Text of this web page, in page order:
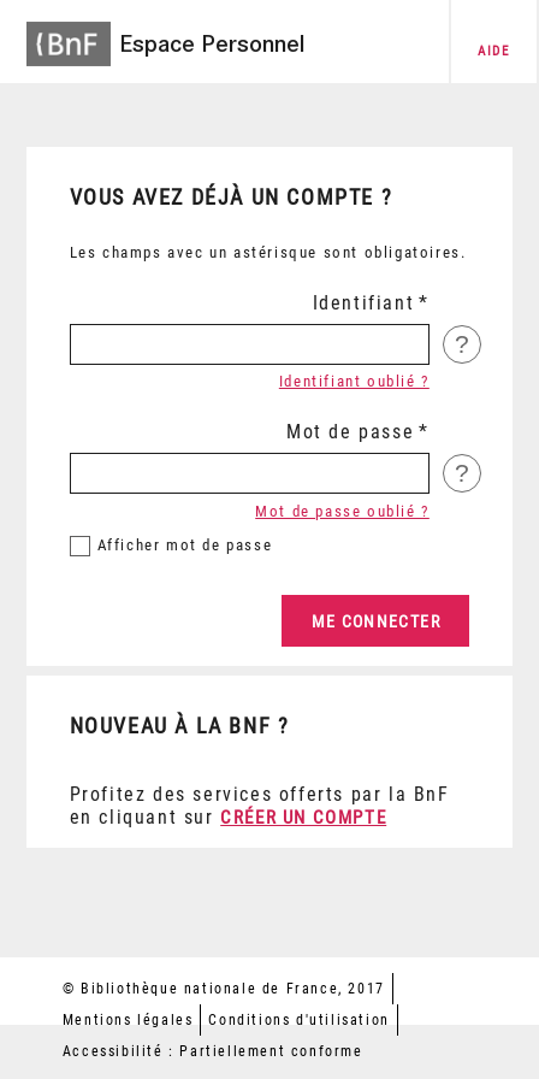
Espace Personnel AIDE
VOUS AVEZ DÉJÀ UN COMPTE ?
Les champs avec un astérisque sont obligatoires.
Identifiant
?
Identifiant oublié ?
Mot de passe
?
Afficher mot de passe
Mot de passe oublié ?
NOUVEAU À LA BNF ?
Profitez des services offerts par la BnF
en cliquant sur CRÉER UN COMPTE
© Bibliothèque nationale de France, 2017
Mentions légales
Conditions d'utilisation
Accessibilité : Partiellement conforme